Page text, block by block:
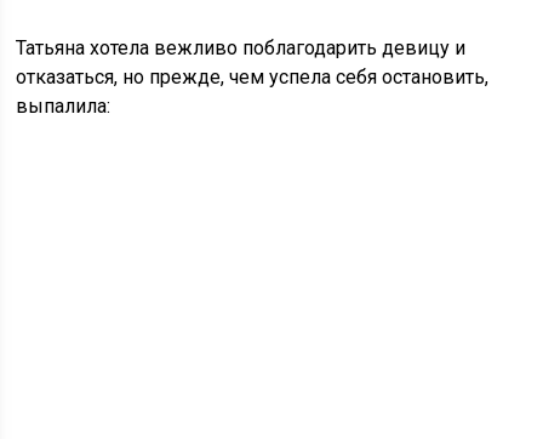
Татьяна хотела вежливо поблагодарить девицу и
отказаться, но прежде, чем успела себя остановить,
выпалила: